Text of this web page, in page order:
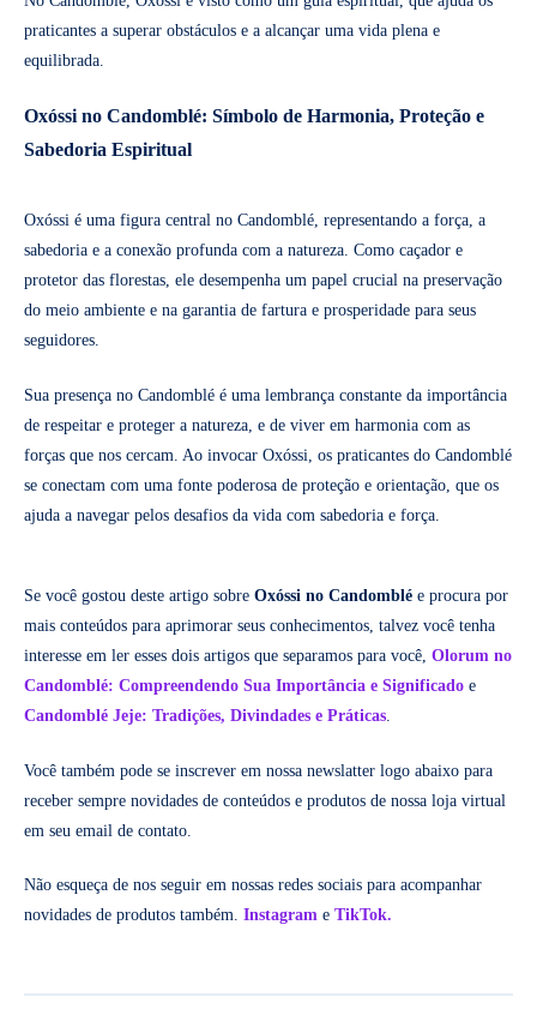
praticantes a superar obstáculos e a alcançar uma vida plena e
equilibrada.
Oxóssi no Candomblé: Símbolo de Harmonia, Proteção e
Sabedoria Espiritual
Oxóssi é uma figura central no Candomblé, representando a força, a
sabedoria e a conexão profunda com a natureza. Como caçador e
protetor das florestas, ele desempenha um papel crucial na preservação
do meio ambiente e na garantia de fartura e prosperidade para seus
seguidores.
Sua presença no Candomblé é uma lembrança constante da importância
de respeitar e proteger a natureza, e de viver em harmonia com as
forças que nos cercam. Ao invocar Oxóssi, os praticantes do Candomblé
se conectam com uma fonte poderosa de proteção e orientação, que os
ajuda a navegar pelos desafios da vida com sabedoria e força.
Se você gostou deste artigo sobre Oxóssi no Candomblé e procura por
mais conteúdos para aprimorar seus conhecimentos, talvez você tenha
interesse em ler esses dois artigos que separamos para você, Olorum no
Candomblé: Compreendendo Sua Importância e Significado e
Candomblé Jeje: Tradições, Divindades e Práticas
Você também pode se inscrever em nossa newslatter logo abaixo para
receber sempre novidades de conteúdos e produtos de nossa loja virtual
em seu email de contato.
Não esqueça de nos seguir em nossas redes sociais para acompanhar
novidades de produtos também. Instagram e TikTok.